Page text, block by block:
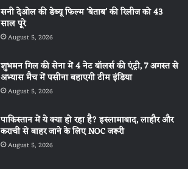
सनी देओल की डेब्यू फिल्म ‘बेताब’ की रिलीज को 43
साल पूरे
August 5, 2026
शुभमन गिल की सेना में 4 नेट बॉलर्स की एंट्री, 7 अगस्त से
अभ्यास मैच में पसीना बहाएगी टीम इंडिया
August 5, 2026
पाकिस्तान में ये क्या हो रहा है? इस्लामाबाद, लाहौर और
कराची से बाहर जाने के लिए NOC जरूरी
August 5, 2026